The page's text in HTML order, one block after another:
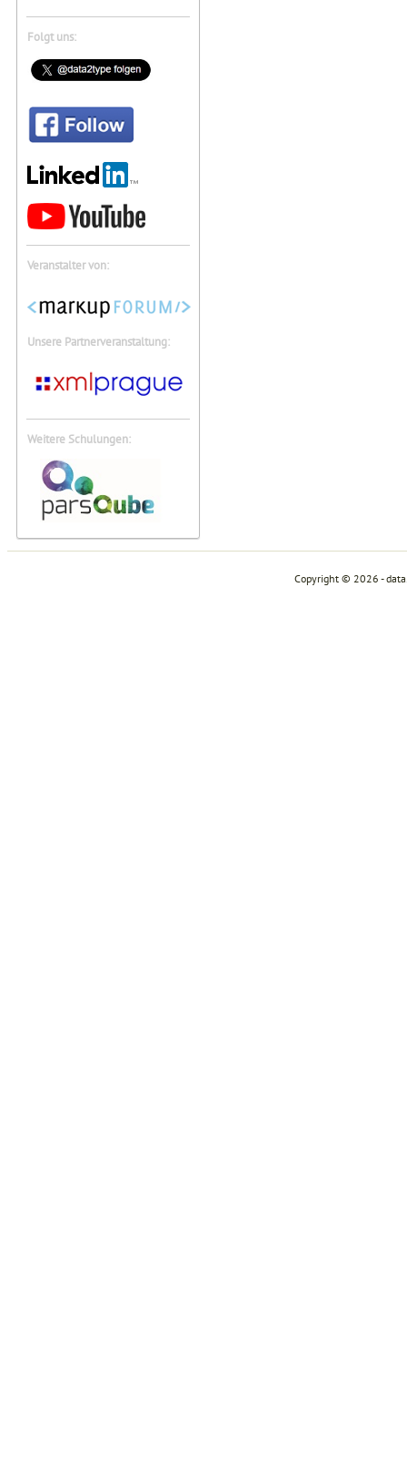
Folgt uns:
Veranstalter von:
Unsere Partnerveranstaltung:
Weitere Schulungen:
Copyright © 2026 -